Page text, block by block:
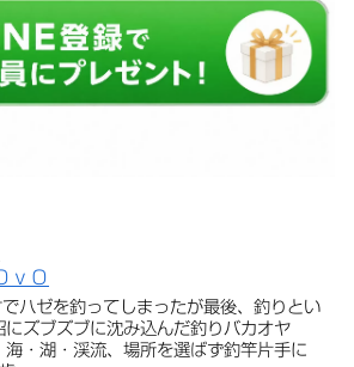
ｖＯ
ハゼを釣ってしまったが最後、釣りとい
にズブズブに沈み込んだ釣りバカオヤ
海・湖・渓流、場所を選ばず釣竿片手に